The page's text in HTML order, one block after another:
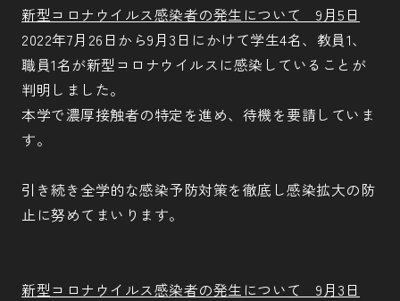
新型コロナウイルス感染者の発生について 9月5日
2022年7月26日から9月3日にかけて学生4名、教員1、
職員1名が新型コロナウイルスに感染していることが
判明しました。
本学で濃厚接触者の特定を進め、待機を要請していま
す。
引き続き全学的な感染予防対策を徹底し感染拡大の防
止に努めてまいります。
新型コロナウイルス感染者の発生について 9月3日